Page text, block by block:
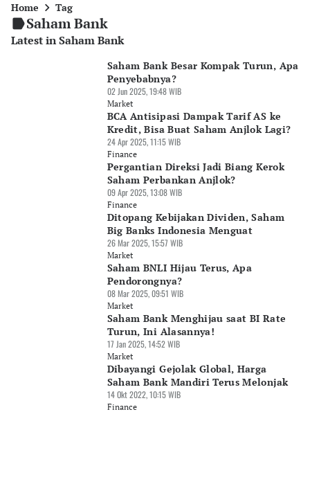
Home Tag
Saham Bank
Latest in Saham Bank
Saham Bank Besar Kompak Turun, Apa
Penyebabnya?
02 Jun 2025, 19:48 WIB
Market
BCA Antisipasi Dampak Tarif AS ke
Kredit, Bisa Buat Saham Anjlok Lagi?
24 Apr 2025, 11:15 WIB
Finance
Pergantian Direksi Jadi Biang Kerok
Saham Perbankan Anjlok?
09 Apr 2025, 13:08 WIB
Finance
Ditopang Kebijakan Dividen, Saham
Big Banks Indonesia Menguat
26 Mar 2025, 15:57 WIB
Market
Saham BNLI Hijau Terus, Apa
Pendorongnya?
08 Mar 2025, 09:51 WIB
Market
Saham Bank Menghijau saat BI Rate
Turun, Ini Alasannya!
17 Jan 2025, 14:52 WIB
Market
Dibayangi Gejolak Global, Harga
Saham Bank Mandiri Terus Melonjak
14 Okt 2022, 10:15 WIB
Finance